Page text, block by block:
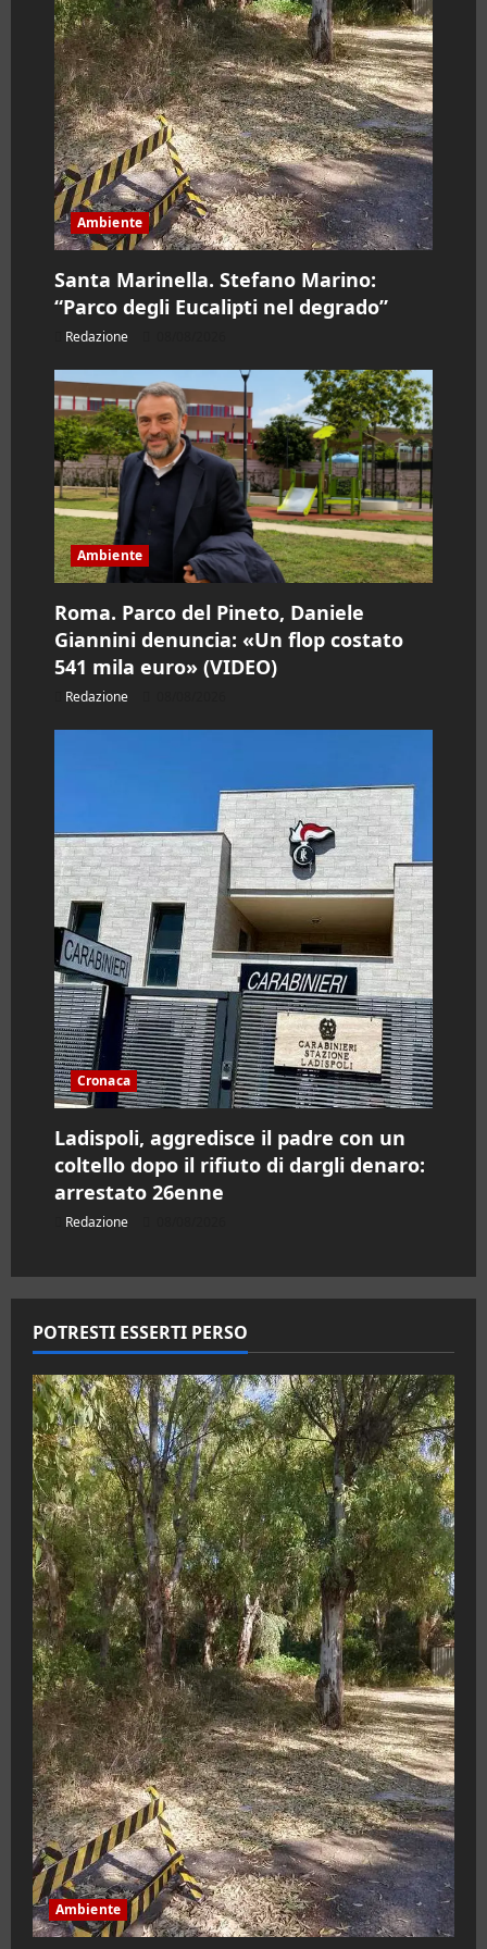
o
l
o
Ambiente
Santa Marinella. Stefano Marino:
“Parco degli Eucalipti nel degrado”
Redazione
Ambiente
Roma. Parco del Pineto, Daniele
Giannini denuncia: «Un flop costato
541 mila euro» (VIDEO)
Redazione
Cronaca
Ladispoli, aggredisce il padre con un
coltello dopo il rifiuto di dargli denaro:
arrestato 26enne
Redazione
POTRESTI ESSERTI PERSO
Ambiente